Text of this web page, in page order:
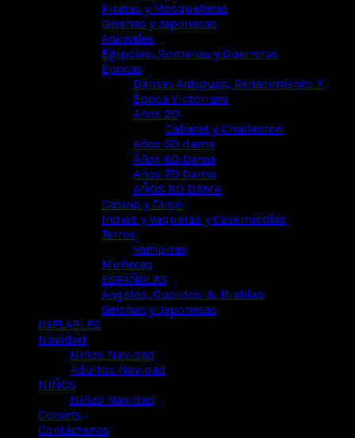
Piratas y Mosqueteras
Geishas y Japonesas
Animales
Egipcias, Romanas y Guerreras
Epocas
Damas Antiguas, Renacimiento Y
Época Victoriana
Años 20
Cabaret y Charleston
Años 50 dama
Años 60 Dama
Años 70 Dama
AÑOS 80 DAMA
Casino y Circo
Indias y Vaqueras y Cavernicolas
Terror
Vampiras
Muñecas
ESPAÑOLAS
Ángeles, Cupidos & Diablas
Geishas y Japonesas
INFLABLES
Navidad
Niños Navidad
Adultos Navidad
NIÑOS
Niños Navidad
Corsets
Contáctenos